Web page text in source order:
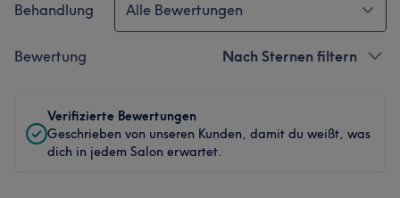
Behandlung Alle Bewertungen
Bewertung Nach Sternen filtern
Verifizierte Bewertungen
Geschrieben von unseren Kunden, damit du weißt, was
dich in jedem Salon erwartet.